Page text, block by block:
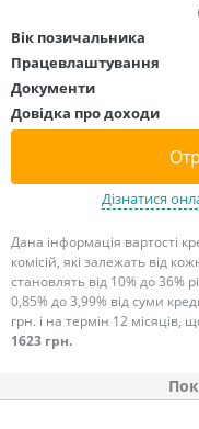
Вік позичальника
Працевлаштування
Документи
Довідка про доходи
Дізнатися
Дана інформація вартості
комісій, які залежать від
становлять від 10% до 36%
0,85% до 3,99% від суми
грн. і на термін 12 місяців,
1623 грн.